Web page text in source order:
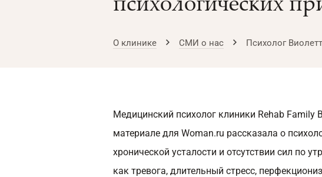
О клинике СМИ о нас Психолог
Медицинский психолог клиники Rehab Family
материале для Woman.ru рассказала о
хронической усталости и отсутствии сил по
как тревога, длительный стресс,